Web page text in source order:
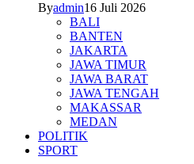
Byadmin16 Juli 2026
BALI
BANTEN
JAKARTA
JAWA TIMUR
JAWA BARAT
JAWA TENGAH
MAKASSAR
MEDAN
POLITIK
SPORT